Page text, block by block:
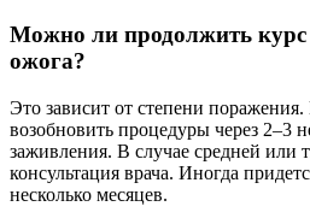
Можно ли продолжить курс
ожога?
Это зависит от степени
возобновить процедуры через 2–3
заживления. В случае средней или
консультация врача. Иногда
несколько месяцев.